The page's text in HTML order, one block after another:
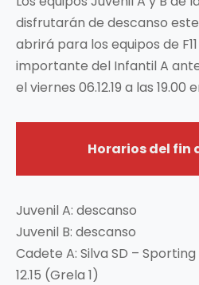
disfrutarán de descanso
abrirá para los equipos de
importante del Infantil A
el viernes 06.12.19 a las 19.00
Horarios del fin
Juvenil A: descanso
Juvenil B: descanso
Cadete A: Silva SD –
12.15 (Grela 1)